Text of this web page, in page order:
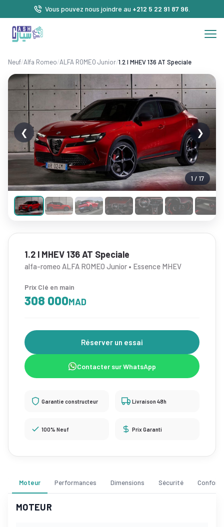
Vous pouvez nous joindre au +212 5 22 91 87 96
Neuf/Alfa Romeo/ALFA ROMEO Junior/1.2 l MHEV 136 AT Speciale
1 / 17
❮ ❯
1.2 l MHEV 136 AT Speciale
alfa-romeo ALFA ROMEO Junior • Essence MHEV
Prix Clé en main
308 000MAD
Réserver un essai
Contacter sur WhatsApp
Garantie constructeur Livraison 48h
100% Neuf Prix Garanti
Moteur Performances Dimensions Sécurité Confort
MOTEUR